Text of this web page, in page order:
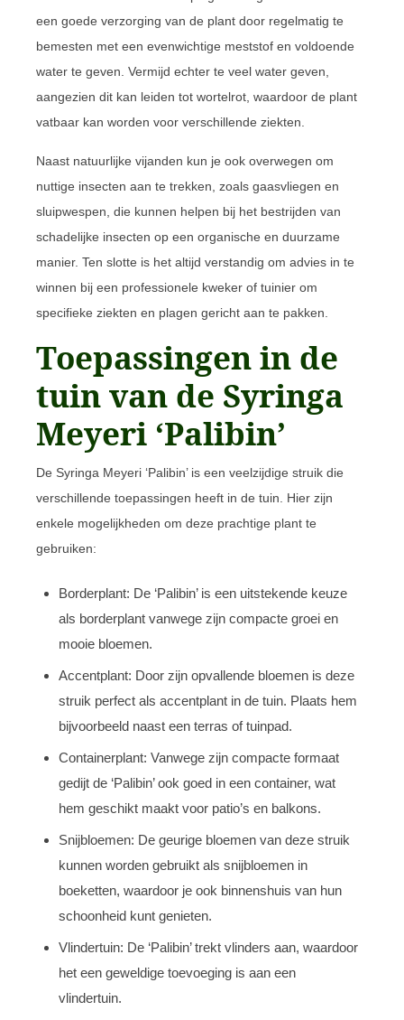
een goede verzorging van de plant door regelmatig te
bemesten met een evenwichtige meststof en voldoende
water te geven. Vermijd echter te veel water geven,
aangezien dit kan leiden tot wortelrot, waardoor de plant
vatbaar kan worden voor verschillende ziekten.
Naast natuurlijke vijanden kun je ook overwegen om
nuttige insecten aan te trekken, zoals gaasvliegen en
sluipwespen, die kunnen helpen bij het bestrijden van
schadelijke insecten op een organische en duurzame
manier. Ten slotte is het altijd verstandig om advies in te
winnen bij een professionele kweker of tuinier om
specifieke ziekten en plagen gericht aan te pakken.
Toepassingen in de
tuin van de Syringa
Meyeri ‘Palibin’
De Syringa Meyeri ‘Palibin’ is een veelzijdige struik die
verschillende toepassingen heeft in de tuin. Hier zijn
enkele mogelijkheden om deze prachtige plant te
gebruiken:
Borderplant: De ‘Palibin’ is een uitstekende keuze
als borderplant vanwege zijn compacte groei en
mooie bloemen.
Accentplant: Door zijn opvallende bloemen is deze
struik perfect als accentplant in de tuin. Plaats hem
bijvoorbeeld naast een terras of tuinpad.
Containerplant: Vanwege zijn compacte formaat
gedijt de ‘Palibin’ ook goed in een container, wat
hem geschikt maakt voor patio’s en balkons.
Snijbloemen: De geurige bloemen van deze struik
kunnen worden gebruikt als snijbloemen in
boeketten, waardoor je ook binnenshuis van hun
schoonheid kunt genieten.
Vlindertuin: De ‘Palibin’ trekt vlinders aan, waardoor
het een geweldige toevoeging is aan een
vlindertuin.